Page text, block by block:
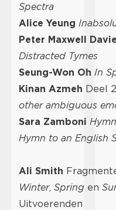
Spectra
Alice Yeung
Peter Maxwell
Distracted Tymes
Seung-Won Oh In
Kinan Azmeh Deel
other ambiguous
Sara Zamboni
Hymn to an English
Ali Smith
Winter, Spring en
Uitvoerenden